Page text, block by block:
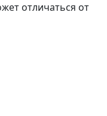
отличаться от